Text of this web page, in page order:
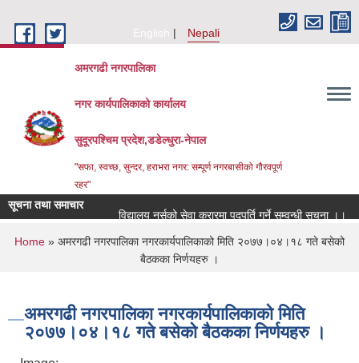
English
Nepali
अमरगढी नगरपालिका
नगर कार्यपालिकाको कार्यालय
सुदूरपश्चिम प्रदेश,डडेल्धुरा-नेपाल
"सफा, स्वच्छ, सुन्दर, हराभरा नगर: सम्पूर्ण नगरबासीको गौरवपूर्ण
रहर"
सूचना तथा समाचार
विद्यालय नर्सको सेवा करारमा पदपूर्ति गर्ने सम्वन्धी सूचना ।।
You are here
Home » अमरगढी नगरपालिका नगरकार्यपालिकाको मिति २०७७।०४।१८ गते बसेको
बैठकका निर्णयहरु ।
अमरगढी नगरपालिका नगरकार्यपालिकाको मिति
२०७७।०४।१८ गते बसेको बैठकका निर्णयहरु ।